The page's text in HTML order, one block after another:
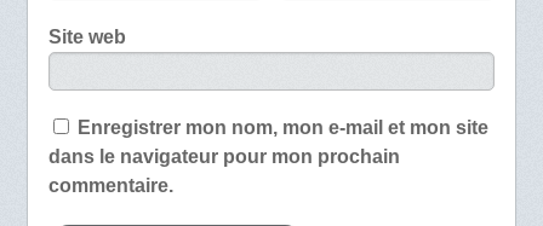
Site web
Enregistrer mon nom, mon e-mail et mon site
dans le navigateur pour mon prochain
commentaire.